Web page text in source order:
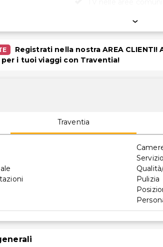
per il
Accessibilità
camere selezionate)
Registrati nella nostra AREA CLIENTI!
i tuoi viaggi con Traventia!
Traventia
Servizio
Pulizia